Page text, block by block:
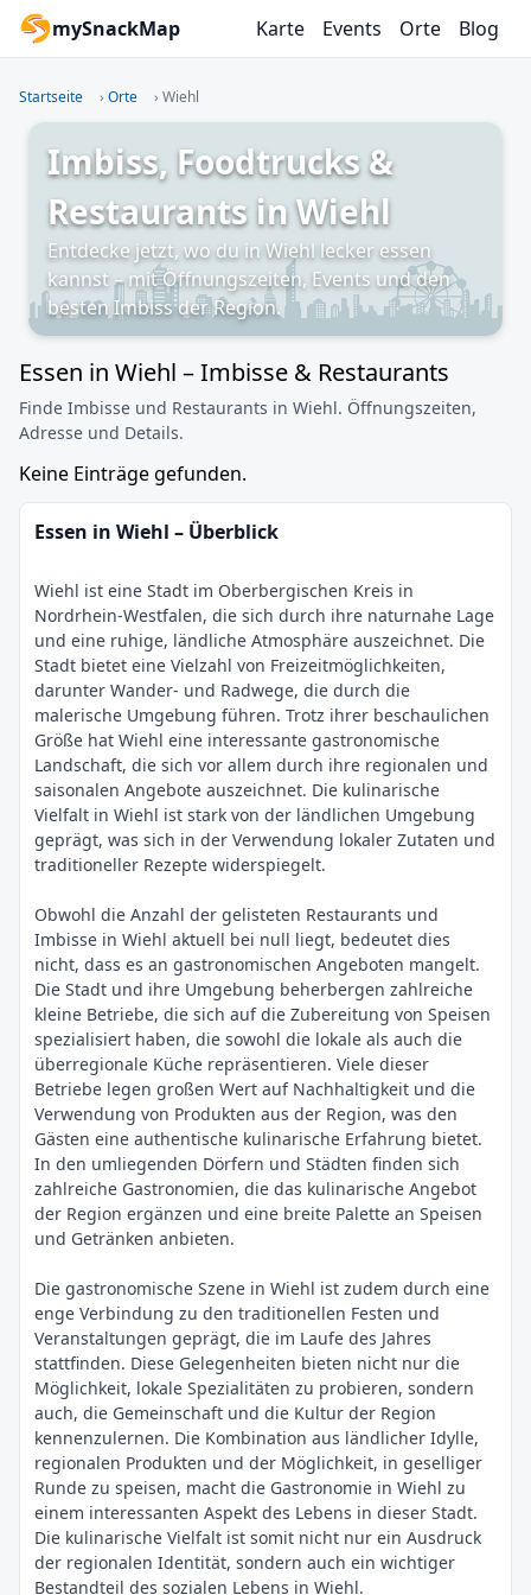
mySnackMap Karte Events Orte Blog
Startseite › Orte › Wiehl
Imbiss, Foodtrucks &
Restaurants in Wiehl
Entdecke jetzt, wo du in Wiehl lecker essen
kannst – mit Öffnungszeiten, Events und den
besten Imbiss der Region.
Essen in Wiehl – Imbisse & Restaurants
Finde Imbisse und Restaurants in Wiehl. Öffnungszeiten,
Adresse und Details.
Keine Einträge gefunden.
Essen in Wiehl – Überblick
Wiehl ist eine Stadt im Oberbergischen Kreis in
Nordrhein-Westfalen, die sich durch ihre naturnahe Lage
und eine ruhige, ländliche Atmosphäre auszeichnet. Die
Stadt bietet eine Vielzahl von Freizeitmöglichkeiten,
darunter Wander- und Radwege, die durch die
malerische Umgebung führen. Trotz ihrer beschaulichen
Größe hat Wiehl eine interessante gastronomische
Landschaft, die sich vor allem durch ihre regionalen und
saisonalen Angebote auszeichnet. Die kulinarische
Vielfalt in Wiehl ist stark von der ländlichen Umgebung
geprägt, was sich in der Verwendung lokaler Zutaten und
traditioneller Rezepte widerspiegelt.
Obwohl die Anzahl der gelisteten Restaurants und
Imbisse in Wiehl aktuell bei null liegt, bedeutet dies
nicht, dass es an gastronomischen Angeboten mangelt.
Die Stadt und ihre Umgebung beherbergen zahlreiche
kleine Betriebe, die sich auf die Zubereitung von Speisen
spezialisiert haben, die sowohl die lokale als auch die
überregionale Küche repräsentieren. Viele dieser
Betriebe legen großen Wert auf Nachhaltigkeit und die
Verwendung von Produkten aus der Region, was den
Gästen eine authentische kulinarische Erfahrung bietet.
In den umliegenden Dörfern und Städten finden sich
zahlreiche Gastronomien, die das kulinarische Angebot
der Region ergänzen und eine breite Palette an Speisen
und Getränken anbieten.
Die gastronomische Szene in Wiehl ist zudem durch eine
enge Verbindung zu den traditionellen Festen und
Veranstaltungen geprägt, die im Laufe des Jahres
stattfinden. Diese Gelegenheiten bieten nicht nur die
Möglichkeit, lokale Spezialitäten zu probieren, sondern
auch, die Gemeinschaft und die Kultur der Region
kennenzulernen. Die Kombination aus ländlicher Idylle,
regionalen Produkten und der Möglichkeit, in geselliger
Runde zu speisen, macht die Gastronomie in Wiehl zu
einem interessanten Aspekt des Lebens in dieser Stadt.
Die kulinarische Vielfalt ist somit nicht nur ein Ausdruck
der regionalen Identität, sondern auch ein wichtiger